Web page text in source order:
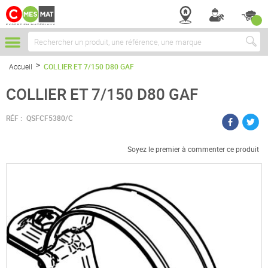
Chercher
Accueil COLLIER ET 7/150 D80 GAF
COLLIER ET 7/150 D80 GAF
RÉF : QSFCF5380/C
Soyez le premier à commenter ce produit
Passer